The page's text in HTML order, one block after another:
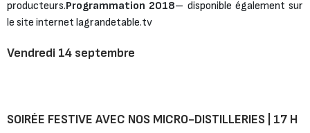
producteurs.Programmation 2018– disponible également sur
le site internet lagrandetable.tv
Vendredi 14 septembre
SOIRÉE FESTIVE AVEC NOS MICRO-DISTILLERIES | 17 H